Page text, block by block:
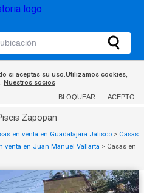
si aceptas su uso.Utilizamos cookies,
Nuestros socios
BLOQUEAR ACEPTO
Zapopan
en venta en Guadalajara Jalisco > Casas
venta en Juan Manuel Vallarta > Casas en